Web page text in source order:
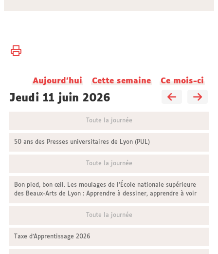
Vous
Accueil
Actualités
Aujourd'hui Cette semaine Ce mois-ci
jeudi 11 juin 2026
Toute la journée
50 ans des Presses universitaires de Lyon (PUL)
Toute la journée
Bon pied, bon œil. Les moulages de l’École nationale supérieure
des Beaux-Arts de Lyon : Apprendre à dessiner, apprendre à voir
Toute la journée
Taxe d'Apprentissage 2026